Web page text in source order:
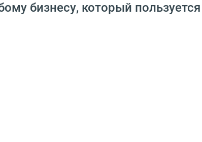
бизнесу, который